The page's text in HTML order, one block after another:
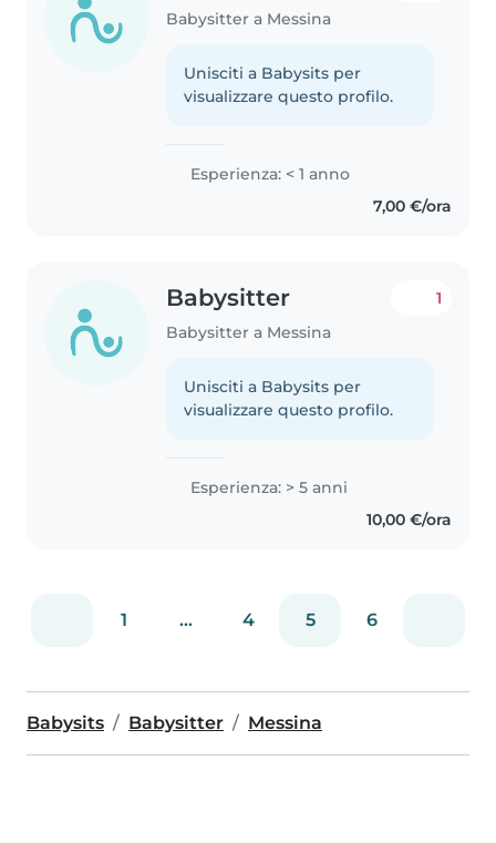
Babysitter a Messina
Unisciti a Babysits per
visualizzare questo profilo.
Esperienza: < 1 anno
7,00 €/ora
Babysitter
Babysitter a Messina
1
Unisciti a Babysits per
visualizzare questo profilo.
Esperienza: > 5 anni
10,00 €/ora
1 ... 4 5 6
Babysits Babysitter Messina